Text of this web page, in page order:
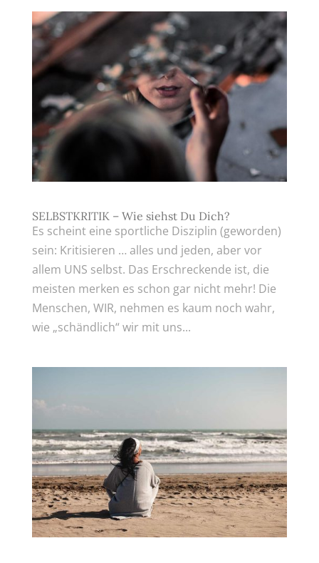
SELBSTKRITIK – Wie siehst Du Dich?
Es scheint eine sportliche Disziplin (geworden)
sein: Kritisieren … alles und jeden, aber vor
allem UNS selbst. Das Erschreckende ist, die
meisten merken es schon gar nicht mehr! Die
Menschen, WIR, nehmen es kaum noch wahr,
wie „schändlich“ wir mit uns...